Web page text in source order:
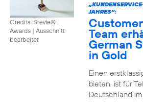
Credits: Stevie®
Awards | Ausschnitt
bearbeitet
JAHRES“:
Team
German
in Gold
Einen
bieten, ist für
Deutschland